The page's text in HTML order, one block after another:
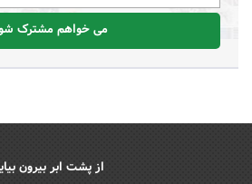
می خواهم مشترک
از پشت ابر بیرون